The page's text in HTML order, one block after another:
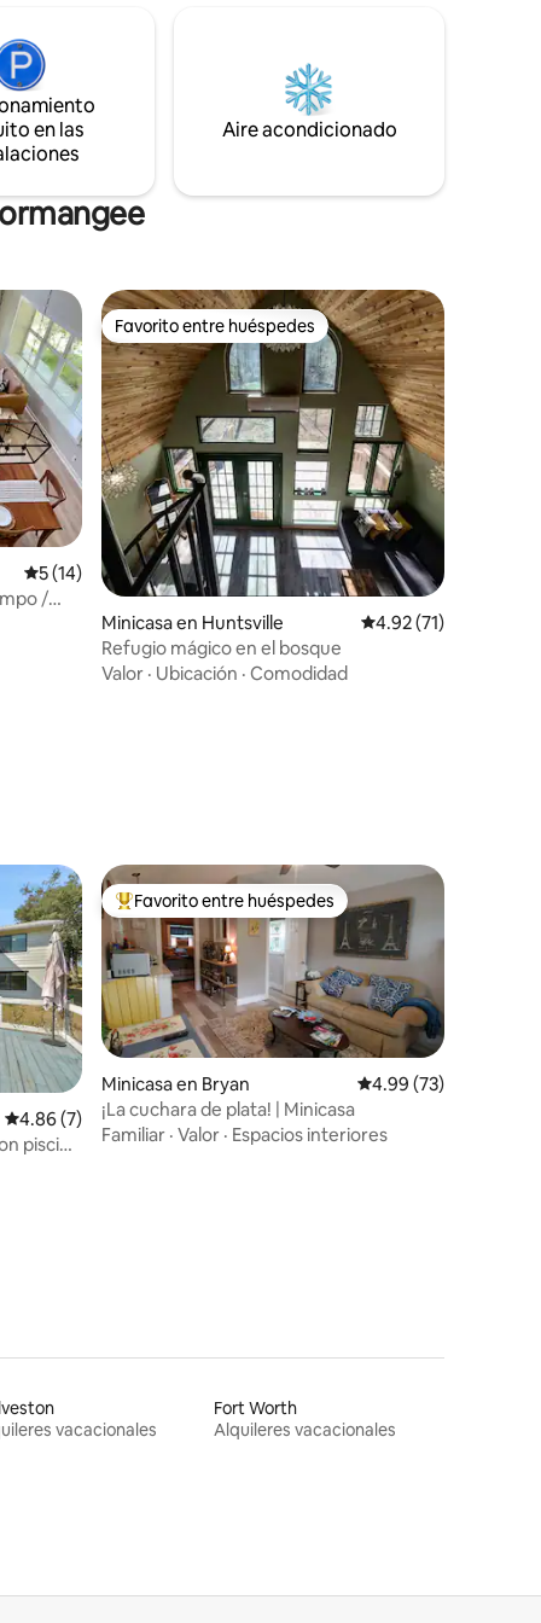
golf
de
mano a
que el país y la vida urbana tienen para
en las
Aire acondicionado
Calificación promedio: 5 de 5; 14 evaluaciones
5 (14)
/
Favorito entre huéspedes
Favorito entre huéspedes
Minicasa en Huntsville Calificación
4.92 (71)
Refugio mágico en el bosque
Valor · Ubicación · Comodidad
Calificación promedio: 4.86 de 5; 7 evaluaciones
4.86 (7)
piscina
De los mejores en Favorito entre huéspedes
Favorito entre huéspedes
Minicasa en Bryan Calificación
4.99 (73)
¡La cuchara de plata! | Minicasa
Familiar · Valor · Espacios interiores
vacacionales
Fort Worth
Alquileres vacacionales